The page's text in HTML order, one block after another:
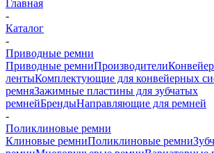
Главная
-
Каталог
-
Приводные ремни
Приводные ремниПроизводители
лентыКомплектующие для конвейерных
ремняЗажимные пластины для зубчатых
ремнейБрендыНаправляющие для ремней
-
Поликлиновые ремни
Клиновые ремниПоликлиновые ремни